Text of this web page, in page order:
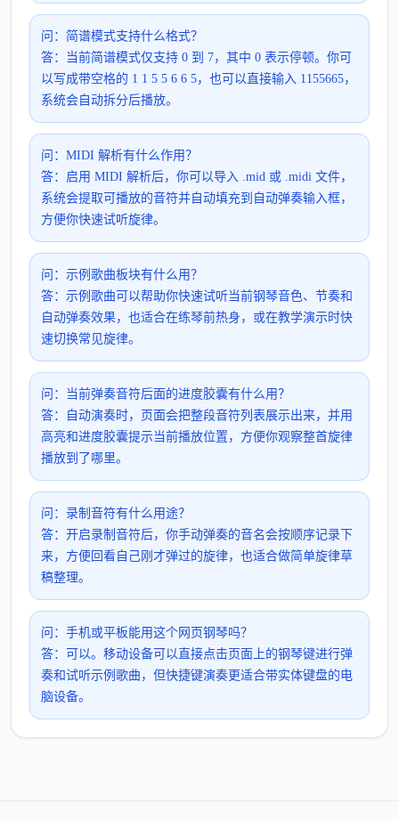
问：简谱模式支持什么格式？
答：当前简谱模式仅支持 0 到 7，其中 0 表示停顿。你可
以写成带空格的 1 1 5 5 6 6 5，也可以直接输入 1155665，
系统会自动拆分后播放。
问：MIDI 解析有什么作用？
答：启用 MIDI 解析后，你可以导入 .mid 或 .midi 文件，
系统会提取可播放的音符并自动填充到自动弹奏输入框，
方便你快速试听旋律。
问：示例歌曲板块有什么用？
答：示例歌曲可以帮助你快速试听当前钢琴音色、节奏和
自动弹奏效果，也适合在练琴前热身，或在教学演示时快
速切换常见旋律。
问：当前弹奏音符后面的进度胶囊有什么用？
答：自动演奏时，页面会把整段音符列表展示出来，并用
高亮和进度胶囊提示当前播放位置，方便你观察整首旋律
播放到了哪里。
问：录制音符有什么用途？
答：开启录制音符后，你手动弹奏的音名会按顺序记录下
来，方便回看自己刚才弹过的旋律，也适合做简单旋律草
稿整理。
问：手机或平板能用这个网页钢琴吗？
答：可以。移动设备可以直接点击页面上的钢琴键进行弹
奏和试听示例歌曲，但快捷键演奏更适合带实体键盘的电
脑设备。